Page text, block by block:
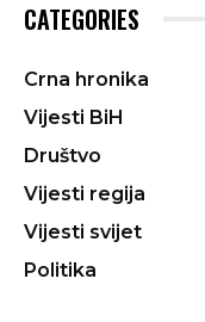
CATEGORIES
Crna hronika
Vijesti BiH
Društvo
Vijesti regija
Vijesti svijet
Politika